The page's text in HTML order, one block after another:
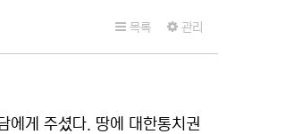
목록 관리
에게 주셨다. 땅에 대한통치권